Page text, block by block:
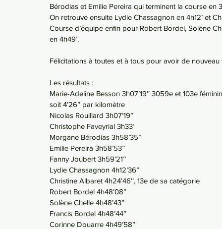
Bérodias et Emilie Pereira qui terminent la course en
On retrouve ensuite Lydie Chassagnon en 4h12’ et
Course d’équipe enfin pour Robert Bordel, Solène
en 4h49’.
Félicitations à toutes et à tous pour avoir de
Les résultats :
Marie-Adeline Besson 3h07’19’’ 3059e et 103e
soit 4’26’’ par kilomètre
Nicolas Rouillard 3h07’19’’
Christophe Faveyrial 3h33’
Morgane Bérodias 3h58’35’’
Emilie Pereira 3h58’53’’
Fanny Joubert 3h59’21’’
Lydie Chassagnon 4h12’36’’
Christine Albaret 4h24’46’’, 13e de sa catégorie
Robert Bordel 4h48’08’’
Solène Chelle 4h48’43’’
Francis Bordel 4h48’44’’
Corinne Douarre 4h49’58’’